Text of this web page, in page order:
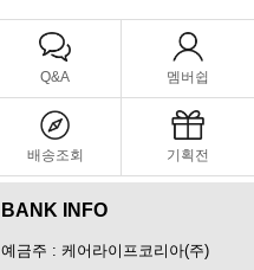
Q&A 멤버쉽
배송조회 기획전
BANK INFO
예금주 : 케어라이프코리아(주)